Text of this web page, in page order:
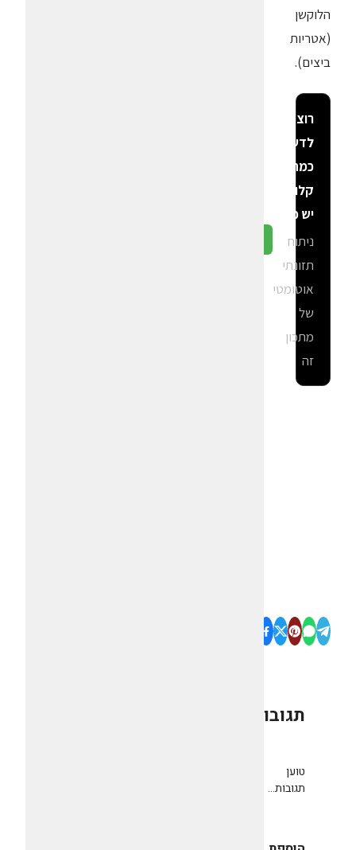
הלוקשן
(אטריות
ביצים).
רוצה
לדעת
כמה
קלוריות
יש פה?
ניתוח
תזונתי
אוטומטי
של
מתכון
זה
תגובות
טוען
תגובות...